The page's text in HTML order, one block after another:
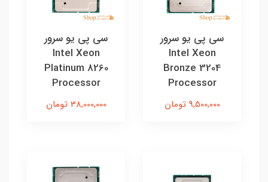
سی پی یو سرور
Intel Xeon
Bronze 3204
Processor
9,500,000 تومان
سی پی یو سرور
Intel Xeon
Platinum 8260
Processor
38,000,000 تومان